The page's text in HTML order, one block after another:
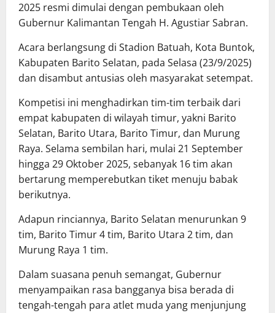
2025 resmi dimulai dengan pembukaan oleh
Gubernur Kalimantan Tengah H. Agustiar Sabran.
Acara berlangsung di Stadion Batuah, Kota Buntok,
Kabupaten Barito Selatan, pada Selasa (23/9/2025)
dan disambut antusias oleh masyarakat setempat.
Kompetisi ini menghadirkan tim-tim terbaik dari
empat kabupaten di wilayah timur, yakni Barito
Selatan, Barito Utara, Barito Timur, dan Murung
Raya. Selama sembilan hari, mulai 21 September
hingga 29 Oktober 2025, sebanyak 16 tim akan
bertarung memperebutkan tiket menuju babak
berikutnya.
Adapun rinciannya, Barito Selatan menurunkan 9
tim, Barito Timur 4 tim, Barito Utara 2 tim, dan
Murung Raya 1 tim.
Dalam suasana penuh semangat, Gubernur
menyampaikan rasa bangganya bisa berada di
tengah-tengah para atlet muda yang menjunjung